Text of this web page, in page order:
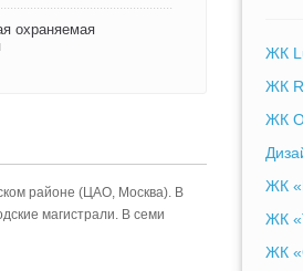
охраняемая
районе (ЦАО, Москва). В
магистрали. В семи
ЖК
ЖК
ЖК
ЖК
ЖК
ЖК